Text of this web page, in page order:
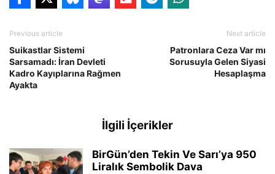
Previous article
Suikastlar Sistemi
Sarsamadı: İran Devleti
Kadro Kayıplarına Rağmen
Ayakta
Next article
Patronlara Ceza Var mı
Sorusuyla Gelen Siyasi
Hesaplaşma
İlgili İçerikler
BirGün’den Tekin Ve Sarı’ya 950
Liralık Sembolik Dava